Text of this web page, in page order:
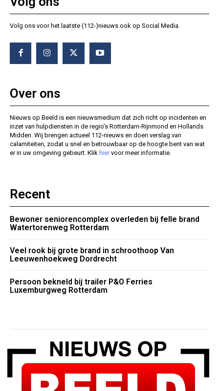
Volg ons voor het laatste (112-)nieuws ook op Social Media.
Over ons
Nieuws op Beeld is een nieuwsmedium dat zich richt op incidenten en
inzet van hulpdiensten in de regio’s Rotterdam-Rijnmond en Hollands
Midden. Wij brengen actueel 112-nieuws en doen verslag van
calamiteiten, zodat u snel en betrouwbaar op de hoogte bent van wat
er in uw omgeving gebeurt. Klik hiervoor meer informatie.
Recent
Bewoner seniorencomplex overleden bij felle brand
Watertorenweg Rotterdam
Veel rook bij grote brand in schroothoop Van
Leeuwenhoekweg Dordrecht
Persoon bekneld bij trailer P&O Ferries
Luxemburgweg Rotterdam